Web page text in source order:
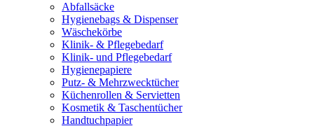
Abfallsäcke
Hygienebags & Dispenser
Wäschekörbe
Klinik- & Pflegebedarf
Klinik- und Pflegebedarf
Hygienepapiere
Putz- & Mehrzwecktücher
Küchenrollen & Servietten
Kosmetik & Taschentücher
Handtuchpapier